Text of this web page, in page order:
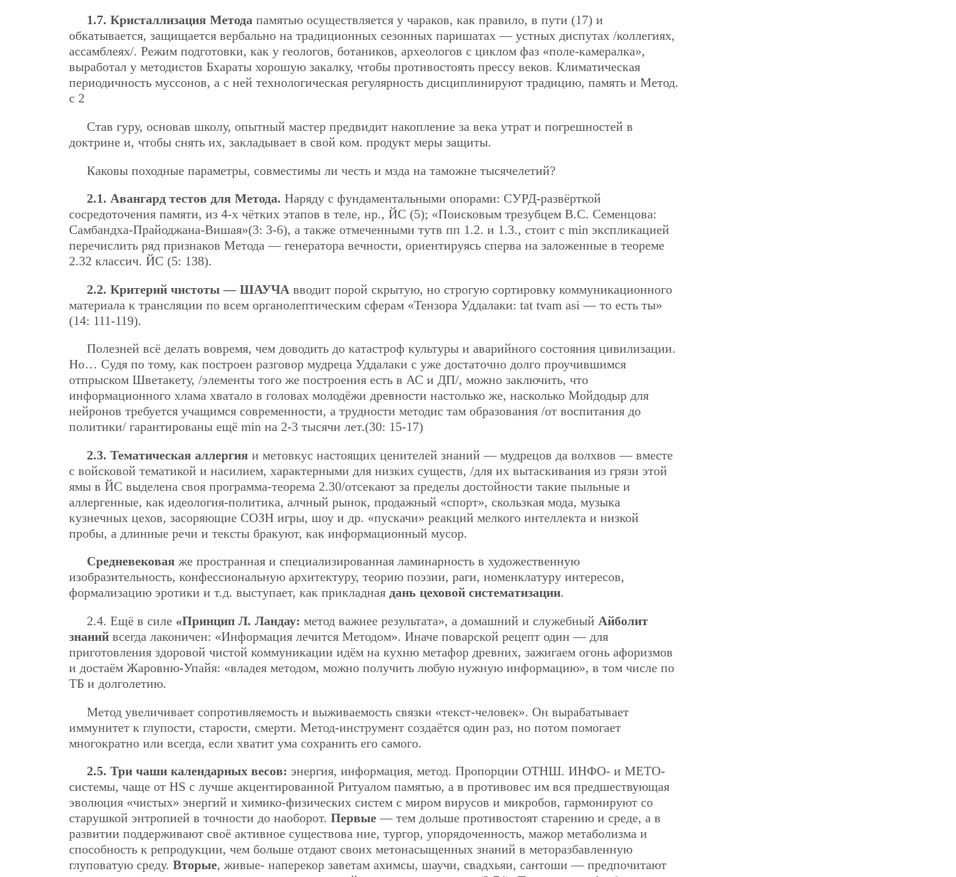
1.7. Кристаллизация Метода памятью осуществляется у чараков, как правило, в пути (17) и
обкатывается, защищается вербально на традиционных сезонных паришатах — устных диспутах /коллегиях,
ассамблеях/. Режим подготовки, как у геологов, ботаников, археологов с циклом фаз «поле-камералка»,
выработал у методистов Бхараты хорошую закалку, чтобы противостоять прессу веков. Климатическая
периодичность муссонов, а с ней технологическая регулярность дисциплинируют традицию, память и Метод.
с 2
Став гуру, основав школу, опытный мастер предвидит накопление за века утрат и погрешностей в
доктрине и, чтобы снять их, закладывает в свой ком. продукт меры защиты.
Каковы походные параметры, совместимы ли честь и мзда на таможне тысячелетий?
2.1. Авангард тестов для Метода. Наряду с фундаментальными опорами: СУРД-развёрткой
сосредоточения памяти, из 4-х чётких этапов в теле, нр., ЙС (5); «Поисковым трезубцем В.С. Семенцова:
Самбандха-Прайоджана-Вишая»(3: 3-6), а также отмеченными тутв пп 1.2. и 1.3., стоит с min экспликацией
перечислить ряд признаков Метода — генератора вечности, ориентируясь сперва на заложенные в теореме
2.32 классич. ЙС (5: 138).
2.2. Критерий чистоты — ШАУЧА вводит порой скрытую, но строгую сортировку коммуникационного
материала к трансляции по всем органолептическим сферам «Тензора Уддалаки: tat tvam asi — то есть ты»
(14: 111-119).
Полезней всё делать вовремя, чем доводить до катастроф культуры и аварийного состояния цивилизации.
Но… Судя по тому, как построен разговор мудреца Уддалаки с уже достаточно долго проучившимся
отпрыском Шветакету, /элементы того же построения есть в АС и ДП/, можно заключить, что
информационного хлама хватало в головах молодёжи древности настолько же, насколько Мойдодыр для
нейронов требуется учащимся современности, а трудности методис там образования /от воспитания до
политики/ гарантированы ещё min на 2-3 тысячи лет.(30: 15-17)
2.3. Тематическая аллергия и метовкус настоящих ценителей знаний — мудрецов да волхвов — вместе
с войсковой тематикой и насилием, характерными для низких существ, /для их вытаскивания из грязи этой
ямы в ЙС выделена своя программа-теорема 2.30/отсекают за пределы достойности такие пыльные и
аллергенные, как идеология-политика, алчный рынок, продажный «спорт», скользкая мода, музыка
кузнечных цехов, засоряющие СОЗН игры, шоу и др. «пускачи» реакций мелкого интеллекта и низкой
пробы, а длинные речи и тексты бракуют, как информационный мусор.
Средневековая же пространная и специализированная ламинарность в художественную
изобразительность, конфессиональную архитектуру, теорию поэзии, раги, номенклатуру интересов,
формализацию эротики и т.д. выступает, как прикладная дань цеховой систематизации.
2.4. Ещё в силе «Принцип Л. Ландау: метод важнее результата», а домашний и служебный Айболит
знаний всегда лаконичен: «Информация лечится Методом». Иначе поварской рецепт один — для
приготовления здоровой чистой коммуникации идём на кухню метафор древних, зажигаем огонь афоризмов
и достаём Жаровню-Упайя: «владея методом, можно получить любую нужную информацию», в том числе по
ТБ и долголетию.
Метод увеличивает сопротивляемость и выживаемость связки «текст-человек». Он вырабатывает
иммунитет к глупости, старости, смерти. Метод-инструмент создаётся один раз, но потом помогает
многократно или всегда, если хватит ума сохранить его самого.
2.5. Три чаши календарных весов: энергия, информация, метод. Пропорции ОТНШ. ИНФО- и МЕТО-
системы, чаще от HS c лучше акцентированной Ритуалом памятью, а в противовес им вся предшествующая
эволюция «чистых» энергий и химико-физических систем с миром вирусов и микробов, гармонируют со
старушкой энтропией в точности до наоборот. Первые — тем дольше противостоят старению и среде, а в
развитии поддерживают своё активное существова ние, тургор, упорядоченность, мажор метаболизма и
способность к репродукции, чем больше отдают своих метонасыщенных знаний в меторазбавленную
глуповатую среду. Вторые, живые- наперекор заветам ахимсы, шаучи, свадхьяи, сантоши — предпочитают